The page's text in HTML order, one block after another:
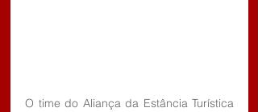
O time do Aliança da Estância Turística